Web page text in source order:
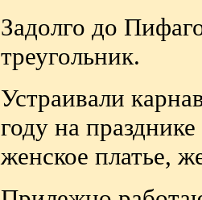
Задолго до
треугольник.
Устраивали
году на празднике
женское платье,